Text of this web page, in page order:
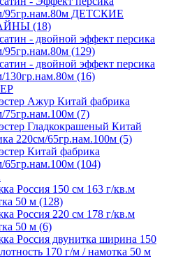
95гр.нам.80м ДЕТСКИЕ
(18)
- двойной эффект персика
95гр.нам.80м (129)
- двойной эффект персика
130гр.нам.80м (16)
Ажур Китай фабрика
75гр.нам.100м (7)
Гладкокрашеный Китай
220см/65гр.нам.100м (5)
Китай фабрика
65гр.нам.100м (104)
Россия 150 см 163 г/кв.м
50 м (128)
Россия 220 см 178 г/кв.м
50 м (6)
Россия двунитка ширина 150
170 г/м / намотка 50 м